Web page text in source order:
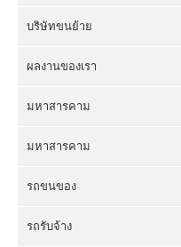
บริษัทขนย้าย
ผลงานของเรา
มหาสารคาม
มหาสารคาม
รถขนของ
รถรับจ้าง